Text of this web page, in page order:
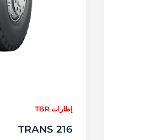
إطارات TBR
TRANS 216